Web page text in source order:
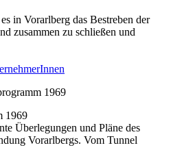
in Vorarlberg das Bestreben der
zusammen zu schließen und
1969
Überlegungen und Pläne des
Vorarlbergs. Vom Tunnel